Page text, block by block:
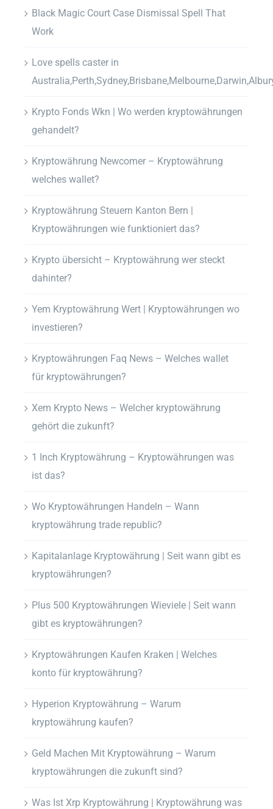
Black Magic Court Case Dismissal Spell That
Work
Love spells caster in
Krypto Fonds Wkn | Wo werden kryptowährungen
gehandelt?
Kryptowährung Newcomer – Kryptowährung
welches wallet?
Kryptowährung Steuern Kanton Bern |
Kryptowährungen wie funktioniert das?
Krypto übersicht – Kryptowährung wer steckt
dahinter?
Yem Kryptowährung Wert | Kryptowährungen wo
investieren?
Kryptowährungen Faq News – Welches wallet
für kryptowährungen?
Xem Krypto News – Welcher kryptowährung
gehört die zukunft?
1 Inch Kryptowährung – Kryptowährungen was
ist das?
Wo Kryptowährungen Handeln – Wann
kryptowährung trade republic?
Kapitalanlage Kryptowährung | Seit wann gibt es
kryptowährungen?
Plus 500 Kryptowährungen Wieviele | Seit wann
gibt es kryptowährungen?
Kryptowährungen Kaufen Kraken | Welches
konto für kryptowährung?
Hyperion Kryptowährung – Warum
kryptowährung kaufen?
Geld Machen Mit Kryptowährung – Warum
kryptowährungen die zukunft sind?
Was Ist Xrp Kryptowährung | Kryptowährung was